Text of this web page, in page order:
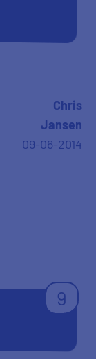
Chris
Jansen
09-06-2014
9